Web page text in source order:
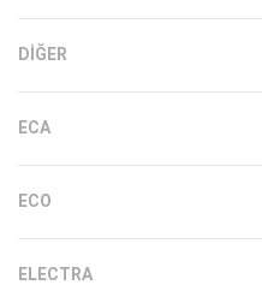
DIĞER
ECA
ECO
ELECTRA